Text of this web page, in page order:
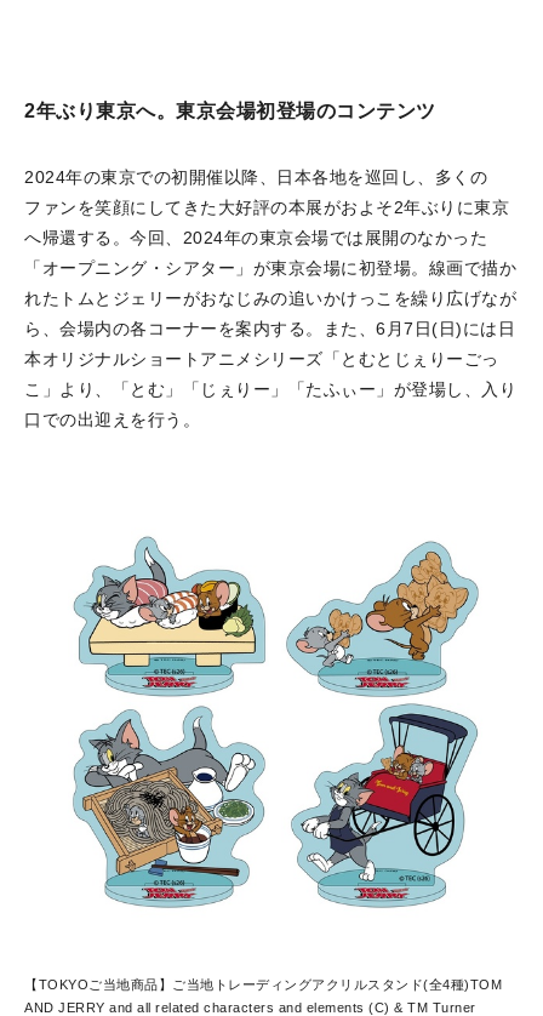
2年ぶり東京へ。東京会場初登場のコンテンツ
2024年の東京での初開催以降、日本各地を巡回し、多くの
ファンを笑顔にしてきた大好評の本展がおよそ2年ぶりに東京
へ帰還する。今回、2024年の東京会場では展開のなかった
「オープニング・シアター」が東京会場に初登場。線画で描か
れたトムとジェリーがおなじみの追いかけっこを繰り広げなが
ら、会場内の各コーナーを案内する。また、6月7日(日)には日
本オリジナルショートアニメシリーズ「とむとじぇりーごっ
こ」より、「とむ」「じぇりー」「たふぃー」が登場し、入り
口での出迎えを行う。
【TOKYOご当地商品】ご当地トレーディングアクリルスタンド(全4種)TOM
AND JERRY and all related characters and elements (C) & TM Turner